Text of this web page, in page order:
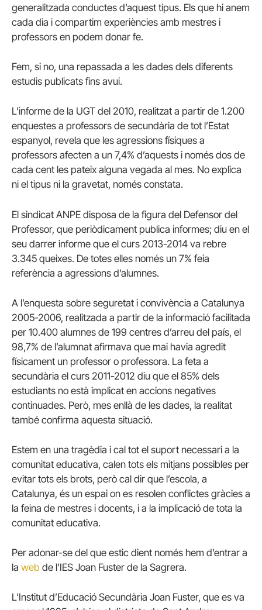
generalitzada conductes d’aquest tipus. Els que hi anem
cada dia i compartim experiències amb mestres i
professors en podem donar fe.
Fem, si no, una repassada a les dades dels diferents
estudis publicats fins avui.
L’informe de la UGT del 2010, realitzat a partir de 1.200
enquestes a professors de secundària de tot l’Estat
espanyol, revela que les agressions físiques a
professors afecten a un 7,4% d’aquests i només dos de
cada cent les pateix alguna vegada al mes. No explica
ni el tipus ni la gravetat, només constata.
El sindicat ANPE disposa de la figura del Defensor del
Professor, que periòdicament publica informes; diu en el
seu darrer informe que el curs 2013-2014 va rebre
3.345 queixes. De totes elles només un 7% feia
referència a agressions d’alumnes.
A l’enquesta sobre seguretat i convivència a Catalunya
2005-2006, realitzada a partir de la informació facilitada
per 10.400 alumnes de 199 centres d’arreu del país, el
98,7% de l’alumnat afirmava que mai havia agredit
físicament un professor o professora. La feta a
secundària el curs 2011-2012 diu que el 85% dels
estudiants no està implicat en accions negatives
continuades. Però, mes enllà de les dades, la realitat
també confirma aquesta situació.
Estem en una tragèdia i cal tot el suport necessari a la
comunitat educativa, calen tots els mitjans possibles per
evitar tots els brots, però cal dir que l’escola, a
Catalunya, és un espai on es resolen conflictes gràcies a
la feina de mestres i docents, i a la implicació de tota la
comunitat educativa.
Per adonar-se del que estic dient només hem d’entrar a
la web de l’IES Joan Fuster de la Sagrera.
L’Institut d’Educació Secundària Joan Fuster, que es va